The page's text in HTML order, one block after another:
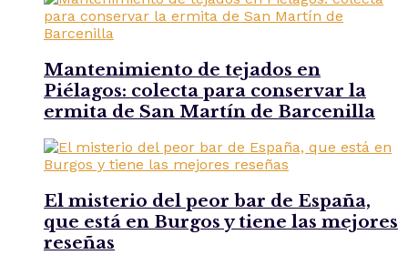
Mantenimiento de tejados en
Piélagos: colecta para conservar la
ermita de San Martín de Barcenilla
El misterio del peor bar de España,
que está en Burgos y tiene las mejores
reseñas